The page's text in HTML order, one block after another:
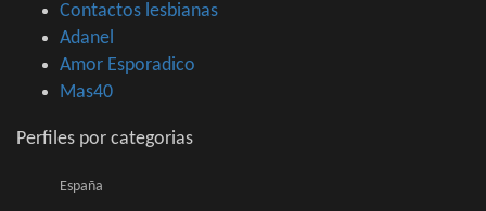
Contactos lesbianas
Adanel
Amor Esporadico
Mas40
Perfiles por categorias
España